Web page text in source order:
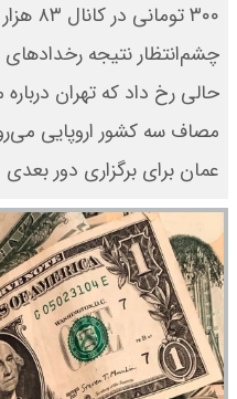
۳۰۰
چشم‌انتظار نتیجه رخدادهای
حالی رخ داد که تهران
مصاف سه کشور اروپایی
عمان برای برگزاری دور